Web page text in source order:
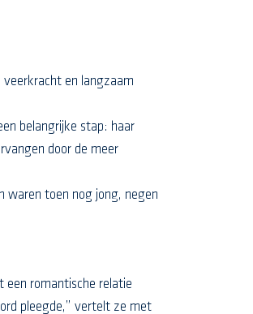
veerkracht en langzaam
belangrijke stap: haar
door de meer
waren toen nog jong, negen
een romantische relatie
pleegde,” vertelt ze met